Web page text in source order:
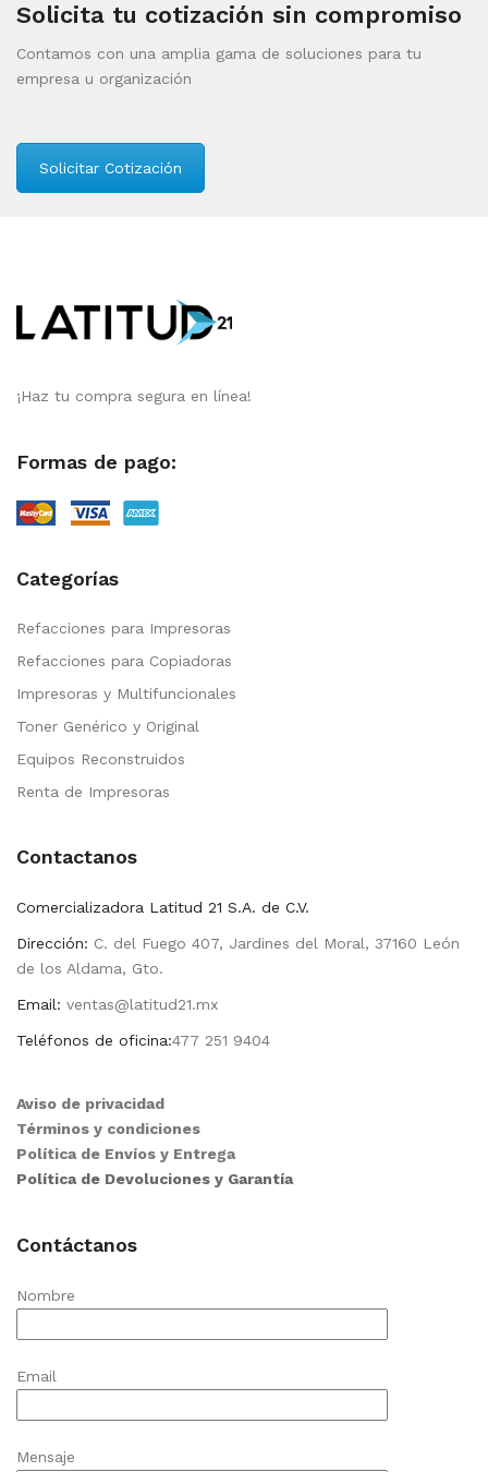
Solicita tu cotización sin compromiso
Contamos con una amplia gama de soluciones para tu
empresa u organización
Solicitar Cotización
¡Haz tu compra segura en línea!
Formas de pago:
Categorías
Refacciones para Impresoras
Refacciones para Copiadoras
Impresoras y Multifuncionales
Toner Genérico y Original
Equipos Reconstruidos
Renta de Impresoras
Contactanos
Comercializadora Latitud 21 S.A. de C.V.
Dirección: C. del Fuego 407, Jardines del Moral, 37160 León
de los Aldama, Gto.
Email: ventas@latitud21.mx
Teléfonos de oficina:477 251 9404
Aviso de privacidad
Términos y condiciones
Política de Envíos y Entrega
Política de Devoluciones y Garantía
Contáctanos
Nombre
Email
Mensaje